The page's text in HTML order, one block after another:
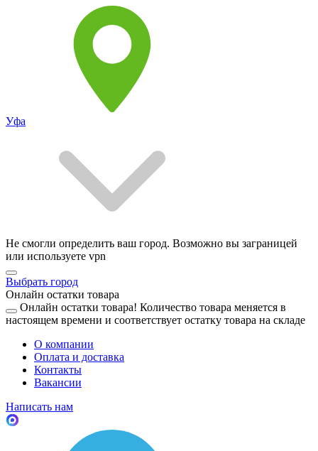
Уфа
Не смогли определить ваш город. Возможно вы заграницей
или используете vpn
Выбрать город
Онлайн остатки товара
Онлайн остатки товара! Количество товара меняется в
настоящем времени и соответствует остатку товара на складе
О компании
Оплата и доставка
Контакты
Вакансии
Написать нам